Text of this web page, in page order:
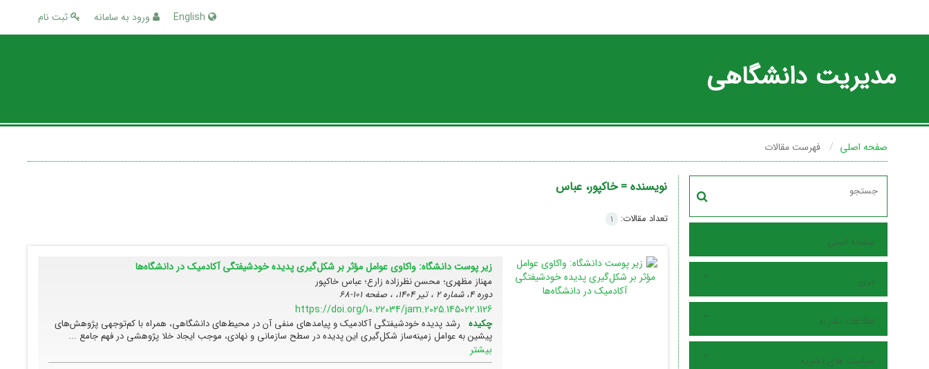
ثبت نام ورود به سامانه
مدیریت دانشگاهی
صفحه اصلی فهرست مقالات
صفحه اصلی
مرور
اطلاعات نشریه
سیاست های نشریه
نویسنده =خاکپور، عباس
تعداد مقالات: 1
زیر پوست دانشگاه: واکاوی عوامل مؤثر بر شکل‌گیری پدیده خودشیفتگی آکادمیک در دانشگاه‌ها
مهناز مظهری؛ محسن نظرزاده زارع؛ عباس خاکپور
دوره 4، شماره 2 ، تیر 1404، ، صفحه
101-68
https://doi.org/10.22034/jam.2025.145022.1126
چکیده
رشد پدیده خودشیفتگی آکادمیک و پیامدهای منفی آن در محیط‌های دانشگاهی، همراه با کم‌توجهی پژوهش‌های
پیشین به عوامل زمینه‌ساز شکل‌گیری این پدیده در سطح سازمانی و نهادی، موجب ایجاد خلا پژوهشی در فهم جامع ...
بیشتر